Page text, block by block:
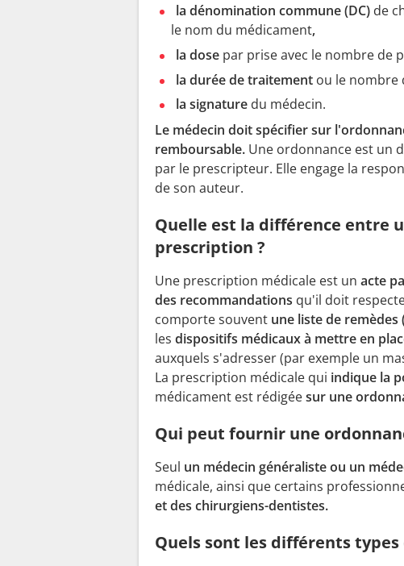
la dénomination commune (DC) de
le nom du médicament,
la dose par prise avec le nombre de
la durée de traitement ou le nombre
la signature du médecin.
Le médecin doit spécifier sur
remboursable. Une ordonnance est un
par le prescripteur. Elle engage la
de son auteur.
Quelle est la différence entre
prescription ?
Une prescription médicale est un acte
des recommandations qu'il doit
comporte souvent une liste de remèdes
les dispositifs médicaux à mettre en
auxquels s'adresser (par exemple un
La prescription médicale qui indique la
médicament est rédigéesur une
Qui peut fournir une
Seul un médecin généraliste ou un
médicale, ainsi que certains
et des chirurgiens-dentistes.
Quels sont les différents types